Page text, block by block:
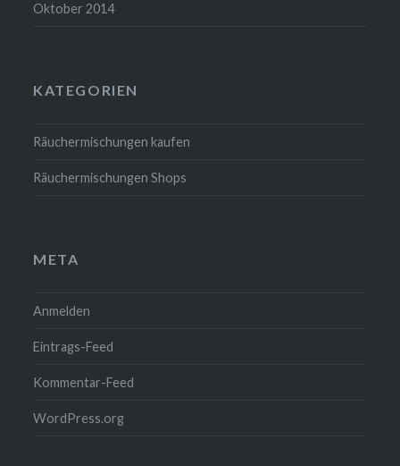
Oktober 2014
KATEGORIEN
Räuchermischungen kaufen
Räuchermischungen Shops
META
Anmelden
Eintrags-Feed
Kommentar-Feed
WordPress.org